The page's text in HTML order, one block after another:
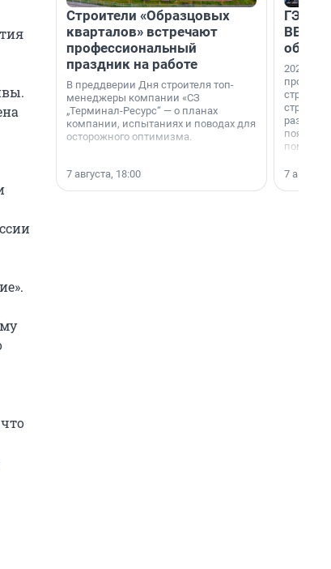
Строители «Образцовых
кварталов» встречают
профессиональный
праздник на работе
В преддверии Дня строителя топ-
менеджеры компании «СЗ
„Терминал-Ресурс“ — о планах
компании, испытаниях и поводах для
осторожного оптимизма.
7 августа, 18:00
ГЭС,
ВВП: в
об
2026-й —
раз. В
7